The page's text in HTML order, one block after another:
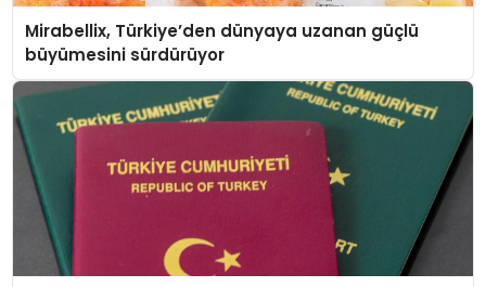
Mirabellix, Türkiye’den dünyaya uzanan güçlü
büyümesini sürdürüyor